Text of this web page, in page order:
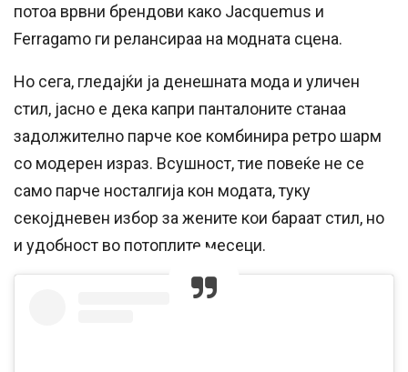
потоа врвни брендови како Jacquemus и
Ferragamo ги релансираа на модната сцена.
Но сега, гледајќи ја денешната мода и уличен
стил, јасно е дека капри панталоните станаа
задолжително парче кое комбинира ретро шарм
со модерен израз. Всушност, тие повеќе не се
само парче носталгија кон модата, туку
секојдневен избор за жените кои бараат стил, но
и удобност во потоплите месеци.